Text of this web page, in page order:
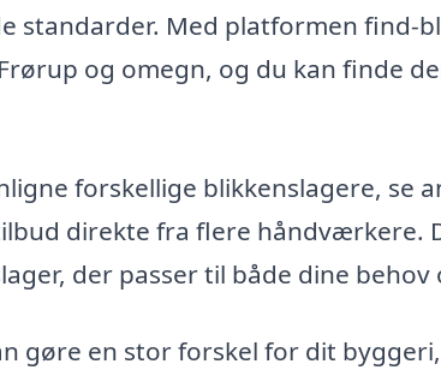
standarder. Med platformen find-
og omegn, og du kan finde
forskellige blikkenslagere, se
direkte fra flere håndværkere.
der passer til både dine
gøre en stor forskel for dit